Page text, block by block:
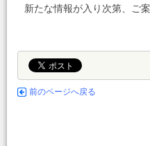
新たな情報が入り次第、ご
前のページへ戻る